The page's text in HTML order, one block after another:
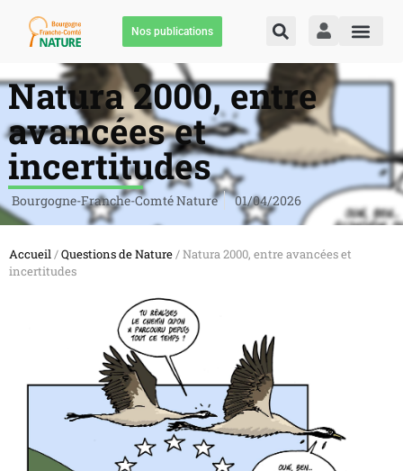
Nos publications
Natura 2000, entre
avancées et
incertitudes
Bourgogne-Franche-Comté Nature 01/04/2026
Accueil/Questions de Nature/ Natura 2000, entre avancées et
incertitudes